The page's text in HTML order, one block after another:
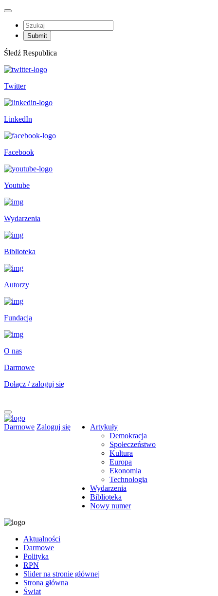
Śledź Respublica
Twitter
LinkedIn
Facebook
Youtube
Wydarzenia
Biblioteka
Autorzy
Fundacja
O nas
Darmowe
Dołącz / zaloguj się
Darmowe Zaloguj się
Artykuły
Demokracja
Społeczeństwo
Kultura
Europa
Ekonomia
Technologia
Wydarzenia
Biblioteka
Nowy numer
Aktualności
Darmowe
Polityka
RPN
Slider na stronie głównej
Strona główna
Świat